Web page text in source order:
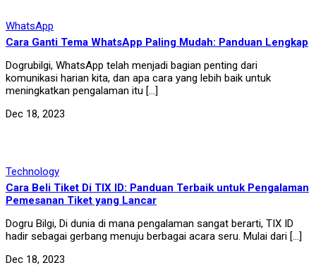
WhatsApp
Cara Ganti Tema WhatsApp Paling Mudah: Panduan Lengkap
Dogrubilgi, WhatsApp telah menjadi bagian penting dari
komunikasi harian kita, dan apa cara yang lebih baik untuk
meningkatkan pengalaman itu […]
Dec 18, 2023
Technology
Cara Beli Tiket Di TIX ID: Panduan Terbaik untuk Pengalaman
Pemesanan Tiket yang Lancar
Dogru Bilgi, Di dunia di mana pengalaman sangat berarti, TIX ID
hadir sebagai gerbang menuju berbagai acara seru. Mulai dari […]
Dec 18, 2023